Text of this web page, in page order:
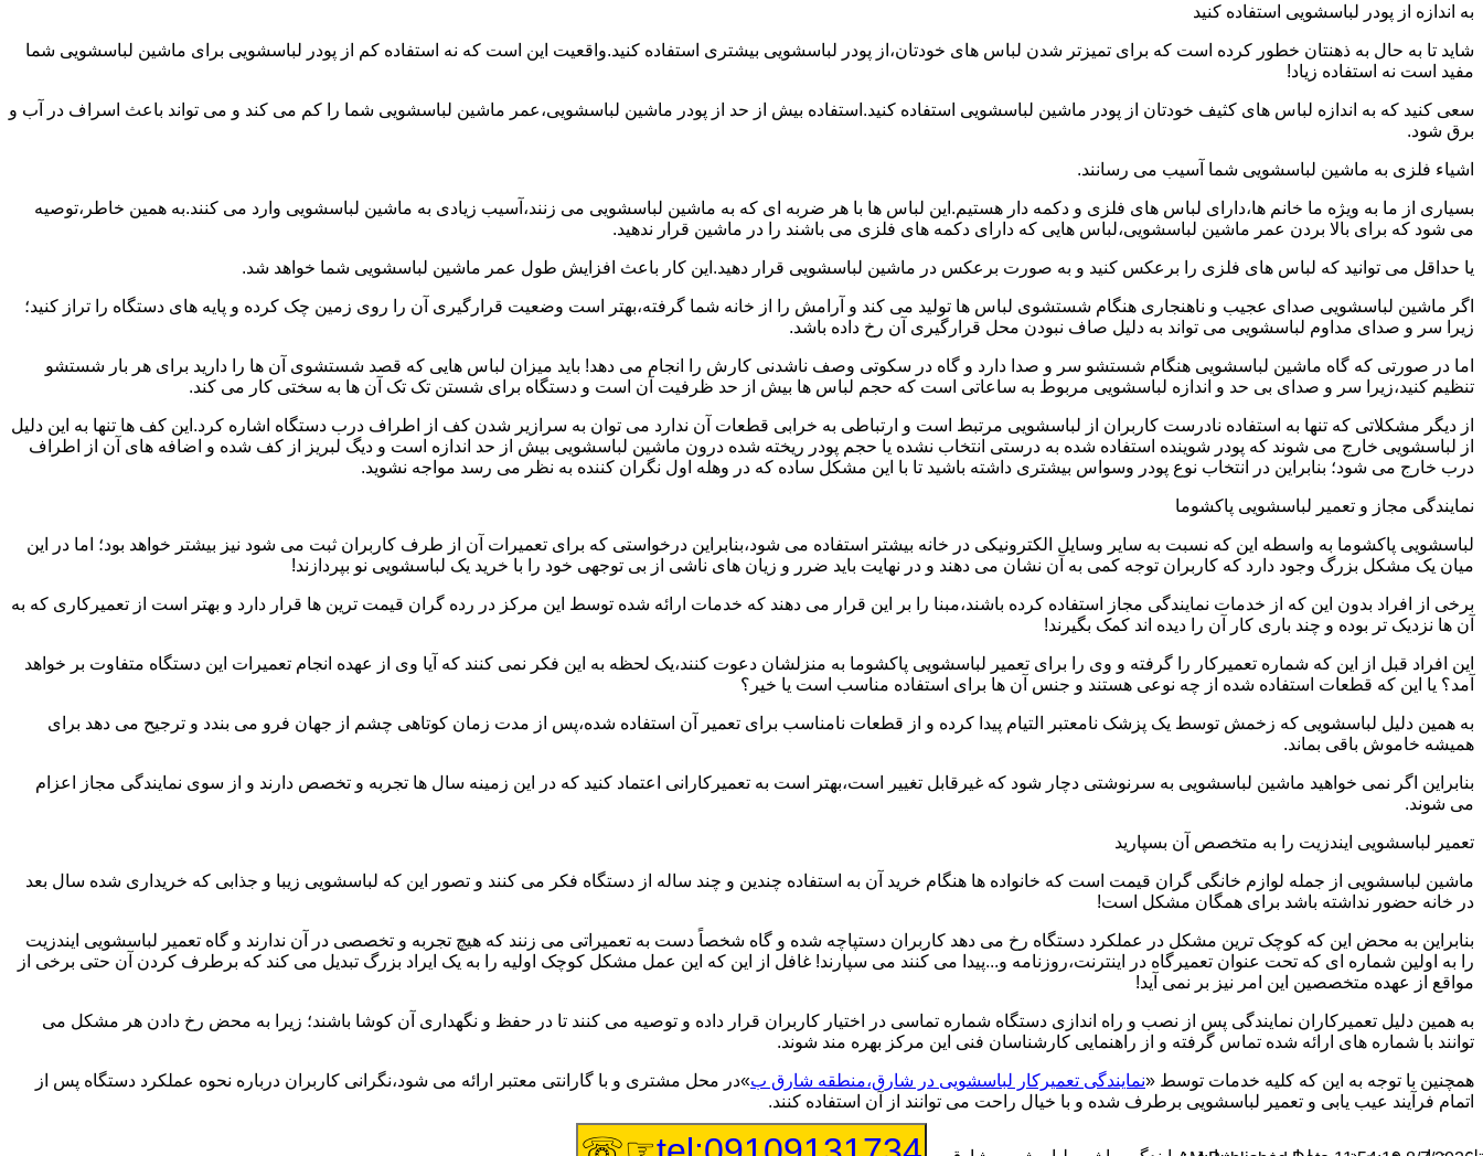
به اندازه از پودر لباسشویی استفاده کنید
شاید تا به حال به ذهنتان خطور کرده است که برای تمیزتر شدن لباس های خودتان،از پودر لباسشویی بیشتری استفاده کنید.واقعیت این است که نه استفاده کم از پودر لباسشویی برای ماشین لباسشویی شما
مفید است نه استفاده زیاد!
سعی کنید که به اندازه لباس های کثیف خودتان از پودر ماشین لباسشویی استفاده کنید.استفاده بیش از حد از پودر ماشین لباسشویی،عمر ماشین لباسشویی شما را کم می کند و می تواند باعث اسراف در آب و
برق شود.
اشیاء فلزی به ماشین لباسشویی شما آسیب می رسانند.
بسیاری از ما به ویژه ما خانم ها،دارای لباس های فلزی و دکمه دار هستیم.این لباس ها با هر ضربه ای که به ماشین لباسشویی می زنند،آسیب زیادی به ماشین لباسشویی وارد می کنند.به همین خاطر،توصیه
می شود که برای بالا بردن عمر ماشین لباسشویی،لباس هایی که دارای دکمه های فلزی می باشند را در ماشین قرار ندهید.
یا حداقل می توانید که لباس های فلزی را برعکس کنید و به صورت برعکس در ماشین لباسشویی قرار دهید.این کار باعث افزایش طول عمر ماشین لباسشویی شما خواهد شد.
اگر ماشین لباسشویی صدای عجیب و ناهنجاری هنگام شستشوی لباس ها تولید می کند و آرامش را از خانه شما گرفته،بهتر است وضعیت قرارگیری آن را روی زمین چک کرده و پایه های دستگاه را تراز کنید؛
زیرا سر و صدای مداوم لباسشویی می تواند به دلیل صاف نبودن محل قرارگیری آن رخ داده باشد.
اما در صورتی که گاه ماشین لباسشویی هنگام شستشو سر و صدا دارد و گاه در سکوتی وصف ناشدنی کارش را انجام می دهد! باید میزان لباس هایی که قصد شستشوی آن ها را دارید برای هر بار شستشو
تنظیم کنید،زیرا سر و صدای بی حد و اندازه لباسشویی مربوط به ساعاتی است که حجم لباس ها بیش از حد ظرفیت آن است و دستگاه برای شستن تک تک آن ها به سختی کار می کند.
از دیگر مشکلاتی که تنها به استفاده نادرست کاربران از لباسشویی مرتبط است و ارتباطی به خرابی قطعات آن ندارد می توان به سرازیر شدن کف از اطراف درب دستگاه اشاره کرد.این کف ها تنها به این دلیل
از لباسشویی خارج می شوند که پودر شوینده استفاده شده به درستی انتخاب نشده یا حجم پودر ریخته شده درون ماشین لباسشویی بیش از حد اندازه است و دیگ لبریز از کف شده و اضافه های آن از اطراف
درب خارج می شود؛ بنابراین در انتخاب نوع پودر وسواس بیشتری داشته باشید تا با این مشکل ساده که در وهله اول نگران کننده به نظر می رسد مواجه نشوید.
نمایندگی مجاز و تعمیر لباسشویی پاکشوما
لباسشویی پاکشوما به واسطه این که نسبت به سایر وسایل الکترونیکی در خانه بیشتر استفاده می شود،بنابراین درخواستی که برای تعمیرات آن از طرف کاربران ثبت می شود نیز بیشتر خواهد بود؛ اما در این
میان یک مشکل بزرگ وجود دارد که کاربران توجه کمی به آن نشان می دهند و در نهایت باید ضرر و زیان های ناشی از بی توجهی خود را با خرید یک لباسشویی نو بپردازند!
برخی از افراد بدون این که از خدمات نمایندگی مجاز استفاده کرده باشند،مبنا را بر این قرار می دهند که خدمات ارائه شده توسط این مرکز در رده گران قیمت ترین ها قرار دارد و بهتر است از تعمیرکاری که به
آن ها نزدیک تر بوده و چند باری کار آن را دیده اند کمک بگیرند!
این افراد قبل از این که شماره تعمیرکار را گرفته و وی را برای تعمیر لباسشویی پاکشوما به منزلشان دعوت کنند،یک لحظه به این فکر نمی کنند که آیا وی از عهده انجام تعمیرات این دستگاه متفاوت بر خواهد
آمد؟ یا این که قطعات استفاده شده از چه نوعی هستند و جنس آن ها برای استفاده مناسب است یا خیر؟
به همین دلیل لباسشویی که زخمش توسط یک پزشک نامعتبر التیام پیدا کرده و از قطعات نامناسب برای تعمیر آن استفاده شده،پس از مدت زمان کوتاهی چشم از جهان فرو می بندد و ترجیح می دهد برای
همیشه خاموش باقی بماند.
بنابراین اگر نمی خواهید ماشین لباسشویی به سرنوشتی دچار شود که غیرقابل تغییر است،بهتر است به تعمیرکارانی اعتماد کنید که در این زمینه سال ها تجربه و تخصص دارند و از سوی نمایندگی مجاز اعزام
می شوند.
تعمیر لباسشویی ایندزیت را به متخصص آن بسپارید
ماشین لباسشویی از جمله لوازم خانگی گران قیمت است که خانواده ها هنگام خرید آن به استفاده چندین و چند ساله از دستگاه فکر می کنند و تصور این که لباسشویی زیبا و جذابی که خریداری شده سال بعد
در خانه حضور نداشته باشد برای همگان مشکل است!
بنابراین به محض این که کوچک ترین مشکل در عملکرد دستگاه رخ می دهد کاربران دستپاچه شده و گاه شخصاً دست به تعمیراتی می زنند که هیچ تجربه و تخصصی در آن ندارند و گاه تعمیر لباسشویی ایندزیت
را به اولین شماره ای که تحت عنوان تعمیرگاه در اینترنت،روزنامه و...پیدا می کنند می سپارند! غافل از این که این عمل مشکل کوچک اولیه را به یک ایراد بزرگ تبدیل می کند که برطرف کردن آن حتی برخی از
مواقع از عهده متخصصین این امر نیز بر نمی آید!
به همین دلیل تعمیرکاران نمایندگی پس از نصب و راه اندازی دستگاه شماره تماسی در اختیار کاربران قرار داده و توصیه می کنند تا در حفظ و نگهداری آن کوشا باشند؛ زیرا به محض رخ دادن هر مشکل می
توانند با شماره های ارائه شده تماس گرفته و از راهنمایی کارشناسان فنی این مرکز بهره مند شوند.
همچنین با توجه به این که کلیه خدمات توسط «نمایندگی تعمیرکار لباسشویی در شارق،منطقه شارق ب»در محل مشتری و با گارانتی معتبر ارائه می شود،نگرانی کاربران درباره نحوه عملکرد دستگاه پس از
اتمام فرآیند عیب یابی و تعمیر لباسشویی برطرف شده و با خیال راحت می توانند از آن استفاده کنند.